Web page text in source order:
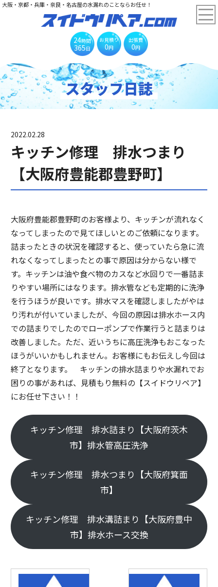
大阪・京都・兵庫・奈良・名古屋の水漏れのことならお任せ！
24時間
365日
お見積り
0円
出張費
0円
スタッフ日誌
2022.02.28
キッチン修理 排水つまり
【大阪府豊能郡豊野町】
大阪府豊能郡豊野町のお客様より、キッチンが流れなく
なってしまったので見てほしいとのご依頼になります。
詰まったときの状況を確認すると、使っていたら急に流
れなくなってしまったとの事で原因は分からない様で
す。キッチンは油や食べ物のカスなど水回りで一番詰ま
りやすい場所にはなります。排水管なども定期的に洗浄
を行うほうが良いです。排水マスを確認しましたがやは
り汚れが付いていましたが、今回の原因は排水ホース内
での詰まりでしたのでローポンプで作業行うと詰まりは
改善しました。ただ、近いうちに高圧洗浄もおこなった
ほうがいいかもしれません。お客様にもお伝えし今回は
終了となります。 キッチンの排水詰まりや水漏れでお
困りの事があれば、見積もり無料の【スイドウリペア】
にお任せ下さい！！
キッチン修理 排水詰まり【大阪府茨木
市】排水管高圧洗浄
キッチン修理 排水つまり【大阪府箕面
市】
キッチン修理 排水溝詰まり【大阪府豊中
市】排水ホース交換